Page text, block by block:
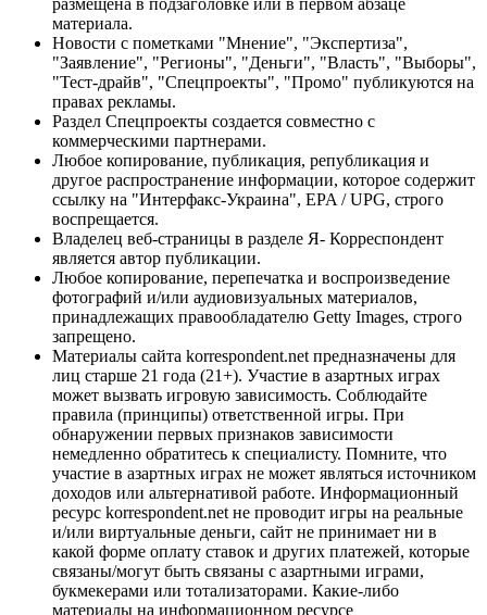
размещена в подзаголовке или в первом абзаце
материала.
Новости с пометками "Мнение", "Экспертиза",
"Заявление", "Регионы", "Деньги", "Власть", "Выборы",
"Тест-драйв", "Спецпроекты", "Промо" публикуются на
правах рекламы.
Раздел Спецпроекты создается совместно с
коммерческими партнерами.
Любое копирование, публикация, републикация и
другое распространение информации, которое содержит
ссылку на "Интерфакс-Украина", EPA / UPG, строго
воспрещается.
Владелец веб-страницы в разделе Я- Корреспондент
является автор публикации.
Любое копирование, перепечатка и воспроизведение
фотографий и/или аудиовизуальных материалов,
принадлежащих правообладателю Getty Images, строго
запрещено.
Материалы сайта korrespondent.net предназначены для
лиц старше 21 года (21+). Участие в азартных играх
может вызвать игровую зависимость. Соблюдайте
правила (принципы) ответственной игры. При
обнаружении первых признаков зависимости
немедленно обратитесь к специалисту. Помните, что
участие в азартных играх не может являться источником
доходов или альтернативой работе. Информационный
ресурс korrespondent.net не проводит игры на реальные
и/или виртуальные деньги, сайт не принимает ни в
какой форме оплату ставок и других платежей, которые
связаны/могут быть связаны с азартными играми,
букмекерами или тотализаторами. Какие-либо
материалы на информационном ресурсе